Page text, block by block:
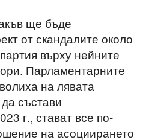
ще бъде
от скандалите около
върху нейните
Парламентарните
на лявата
състави
г., стават все по-
на асоциирането